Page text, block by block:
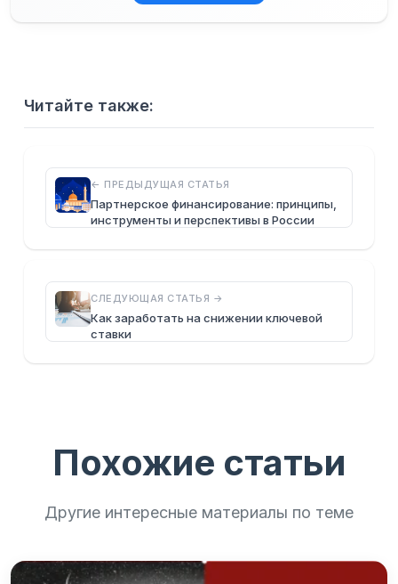
Читайте также:
← ПРЕДЫДУЩАЯ СТАТЬЯ
Партнерское финансирование: принципы,
инструменты и перспективы в России
СЛЕДУЮЩАЯ СТАТЬЯ →
Как заработать на снижении ключевой
ставки
Похожие статьи
Другие интересные материалы по теме